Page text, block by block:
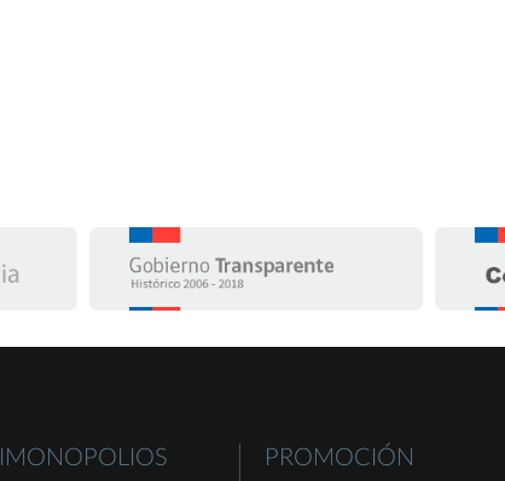
PROMOCIÓN